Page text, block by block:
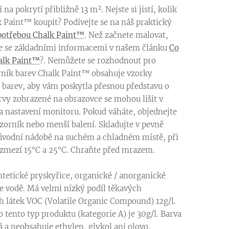
na pokrytí přibližně 13 m². Nejste si jistí, kolik
Paint™ koupit? Podívejte se na náš praktický
Chalk Paint™. Než začnete malovat,
se základními informacemi v našem článku Co
Paint™?. Nemůžete se rozhodnout pro
barev Chalk Paint™ obsahuje vzorky
aby vám poskytla přesnou představu o
zobrazené na obrazovce se mohou lišit v
nastavení monitoru. Pokud váháte, objednejte
nebo menší balení. Skladujte v pevně
nádobě na suchém a chladném místě, při
15°C a 25°C. Chraňte před mrazem.
pryskyřice, organické / anorganické
vodě. Má velmi nízký podíl těkavých
látek VOC (Volatile Organic Compound) 12g/l.
tento typ produktu (kategorie A) je 30g/l. Barva
a neobsahuje ethylen, glykol ani olovo.